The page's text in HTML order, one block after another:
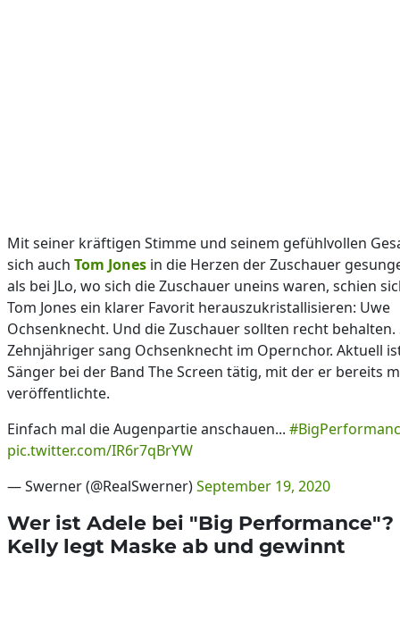
Mit seiner kräftigen Stimme und seinem gefühlvollen
sich auch Tom Jones in die Herzen der Zuschauer
als bei JLo, wo sich die Zuschauer uneins waren, schien
Tom Jones ein klarer Favorit herauszukristallisieren: Uwe
Ochsenknecht. Und die Zuschauer sollten recht behalten.
Zehnjähriger sang Ochsenknecht im Opernchor. Aktuell
Sänger bei der Band The Screen tätig, mit der er bereits
veröffentlichte.
Einfach mal die Augenpartie anschauen...
pic.twitter.com/IR6r7qBrYW
— Swerner (@RealSwerner)September 19, 2020
Wer ist Adele bei "Big
Kelly legt Maske ab und gewinnt